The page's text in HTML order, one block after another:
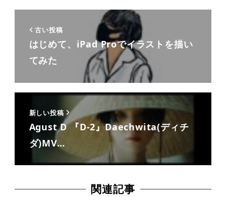
古い投稿
はじめて、iPad Proでイラストを描い
てみた
新しい投稿
Agust D 『D-2』Daechwita(ディチ
ダ)MV…
関連記事